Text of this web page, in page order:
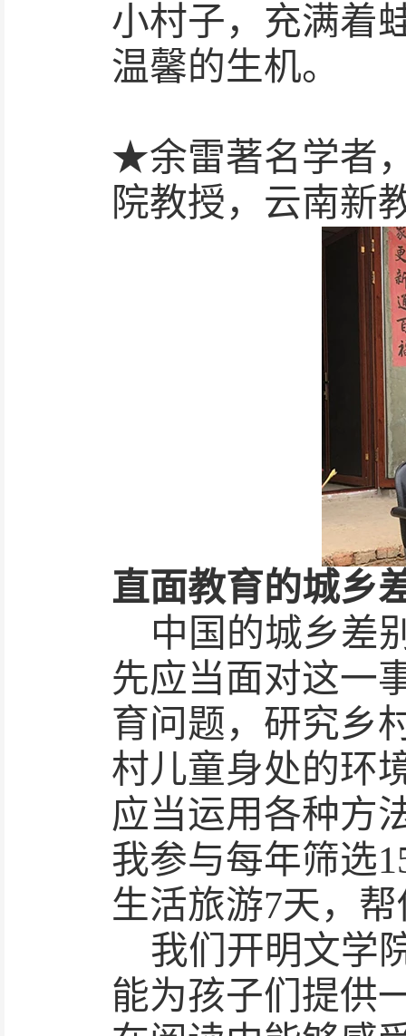
小村子，充满着
温馨的生机。
★余雷著名学者
院教授，云南新
直面教育的城乡
中国的城乡差
先应当面对这一
育问题，研究乡
村儿童身处的环
应当运用各种方
我参与每年筛选
生活旅游7天，
我们开明文学
能为孩子们提供